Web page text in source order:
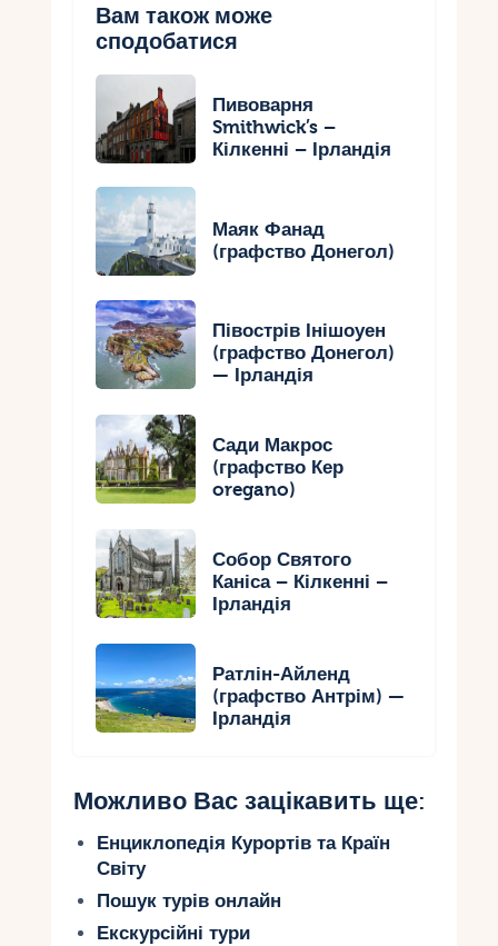
Вам також може
сподобатися
Пивоварня
Smithwick’s –
Кілкенні – Ірландія
Маяк Фанад
(графство Донегол)
Півострів Інішоуен
(графство Донегол)
— Ірландія
Сади Макрос
(графство Кер
oregano)
Собор Святого
Каніса – Кілкенні –
Ірландія
Ратлін-Айленд
(графство Антрім) —
Ірландія
Можливо Вас зацікавить ще:
Енциклопедія Курортів та Країн
Світу
Пошук турів онлайн
Екскурсійні тури